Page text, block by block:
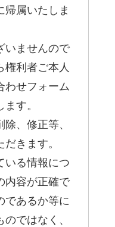
属いたしま
いませんので
利者ご本人
わせフォーム
す。
、修正等、
きます。
いる情報につ
内容が正確で
であるか等に
ではなく、